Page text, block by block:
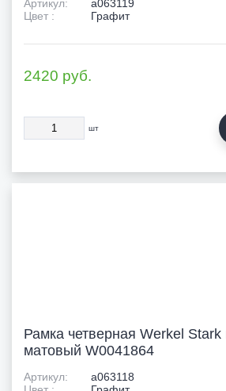
Артикул:
a063119
Цвет :
Графит
2420 руб.
шт
Рамка четверная Werkel Stark
матовый W0041864
Артикул:
a063118